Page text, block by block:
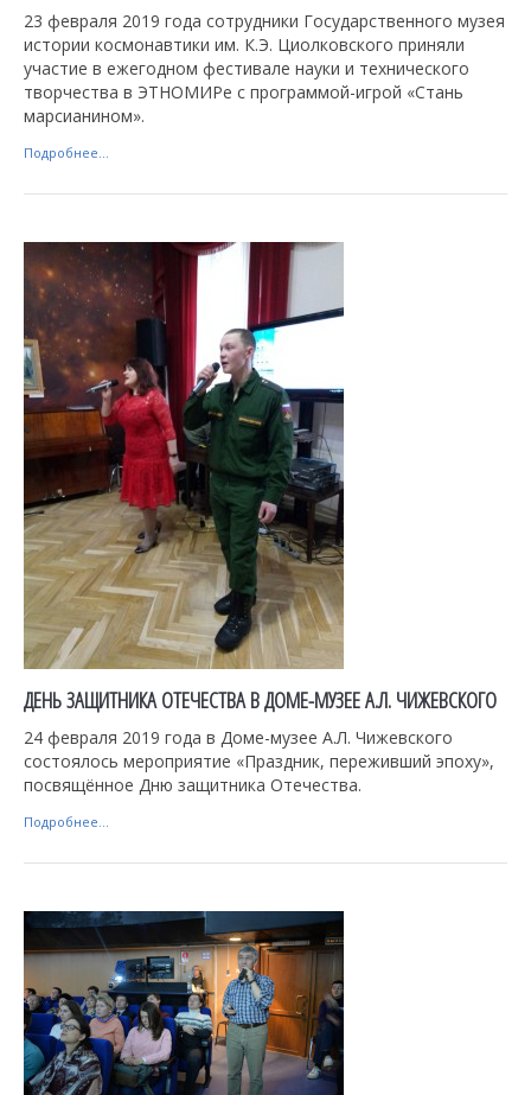
23 февраля 2019 года сотрудники Государственного музея
истории космонавтики им. К.Э. Циолковского приняли
участие в ежегодном фестивале науки и технического
творчества в ЭТНОМИРе с программой-игрой «Стань
марсианином».
Подробнее...
ДЕНЬ ЗАЩИТНИКА ОТЕЧЕСТВА В ДОМЕ-МУЗЕЕ А.Л. ЧИЖЕВСКОГО
24 февраля 2019 года в Доме-музее А.Л. Чижевского
состоялось мероприятие «Праздник, переживший эпоху»,
посвящённое Дню защитника Отечества.
Подробнее...